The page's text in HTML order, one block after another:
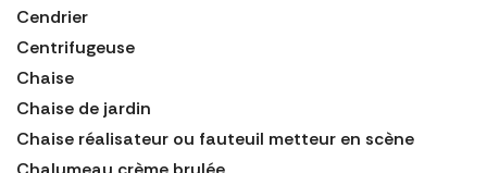
Cendrier
Centrifugeuse
Chaise
Chaise de jardin
Chaise réalisateur ou fauteuil metteur en scène